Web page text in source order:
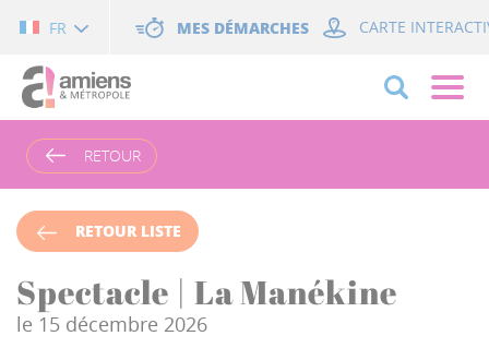
FR MES DÉMARCHES CARTE
RETOUR
RETOUR LISTE
Spectacle | La Manékine
le 15 décembre 2026